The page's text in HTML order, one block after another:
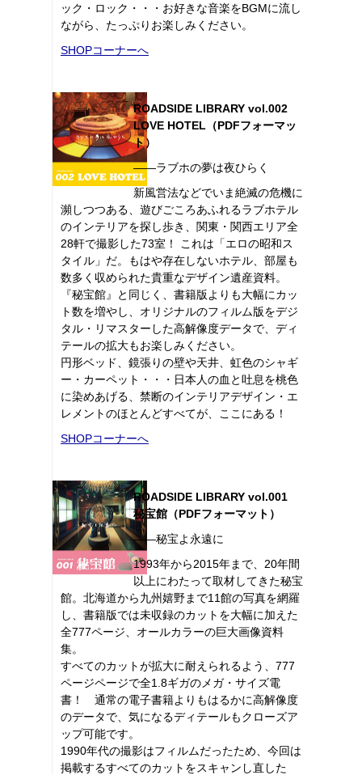
ック・ロック・・・お好きな音楽をBGMに流し
ながら、たっぷりお楽しみください。
SHOPコーナーへ
ROADSIDE LIBRARY vol.002
LOVE HOTEL（PDFフォーマッ
ト）
――ラブホの夢は夜ひらく
新風営法などでいま絶滅の危機に
瀕しつつある、遊びごころあふれるラブホテル
のインテリアを探し歩き、関東・関西エリア全
28軒で撮影した73室！ これは「エロの昭和ス
タイル」だ。もはや存在しないホテル、部屋も
数多く収められた貴重なデザイン遺産資料。
『秘宝館』と同じく、書籍版よりも大幅にカッ
ト数を増やし、オリジナルのフィルム版をデジ
タル・リマスターした高解像度データで、ディ
テールの拡大もお楽しみください。
円形ベッド、鏡張りの壁や天井、虹色のシャギ
ー・カーペット・・・日本人の血と吐息を桃色
に染めあげる、禁断のインテリアデザイン・エ
レメントのほとんどすべてが、ここにある！
SHOPコーナーへ
ROADSIDE LIBRARY vol.001
秘宝館（PDFフォーマット）
――秘宝よ永遠に
1993年から2015年まで、20年間
以上にわたって取材してきた秘宝
館。北海道から九州嬉野まで11館の写真を網羅
し、書籍版では未収録のカットを大幅に加えた
全777ページ、オールカラーの巨大画像資料
集。
すべてのカットが拡大に耐えられるよう、777
ページページで全1.8ギガのメガ・サイズ電
書！ 通常の電子書籍よりもはるかに高解像度
のデータで、気になるディテールもクローズア
ップ可能です。
1990年代の撮影はフィルムだったため、今回は
掲載するすべてのカットをスキャンし直した